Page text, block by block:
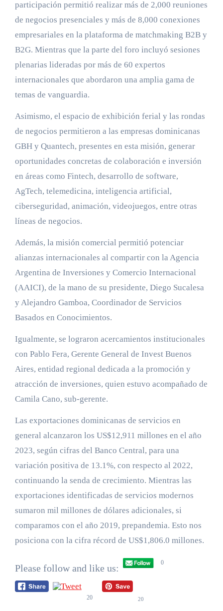
participación permitió realizar más de 2,000 reuniones
de negocios presenciales y más de 8,000 conexiones
empresariales en la plataforma de matchmaking B2B y
B2G. Mientras que la parte del foro incluyó sesiones
plenarias lideradas por más de 60 expertos
internacionales que abordaron una amplia gama de
temas de vanguardia.
Asimismo, el espacio de exhibición ferial y las rondas
de negocios permitieron a las empresas dominicanas
GBH y Quantech, presentes en esta misión, generar
oportunidades concretas de colaboración e inversión
en áreas como Fintech, desarrollo de software,
AgTech, telemedicina, inteligencia artificial,
ciberseguridad, animación, videojuegos, entre otras
líneas de negocios.
Además, la misión comercial permitió potenciar
alianzas internacionales al compartir con la Agencia
Argentina de Inversiones y Comercio Internacional
(AAICI), de la mano de su presidente, Diego Sucalesa
y Alejandro Gamboa, Coordinador de Servicios
Basados en Conocimientos.
Igualmente, se lograron acercamientos institucionales
con Pablo Fera, Gerente General de Invest Buenos
Aires, entidad regional dedicada a la promoción y
atracción de inversiones, quien estuvo acompañado de
Camila Cano, sub-gerente.
Las exportaciones dominicanas de servicios en
general alcanzaron los US$12,911 millones en el año
2023, según cifras del Banco Central, para una
variación positiva de 13.1%, con respecto al 2022,
continuando la senda de crecimiento. Mientras las
exportaciones identificadas de servicios modernos
sumaron mil millones de dólares adicionales, si
comparamos con el año 2019, prepandemia. Esto nos
posiciona con la cifra récord de US$1,806.0 millones.
Please follow and like us:
0
20 20